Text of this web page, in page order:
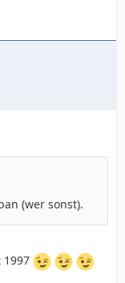
(wer sonst).
1997